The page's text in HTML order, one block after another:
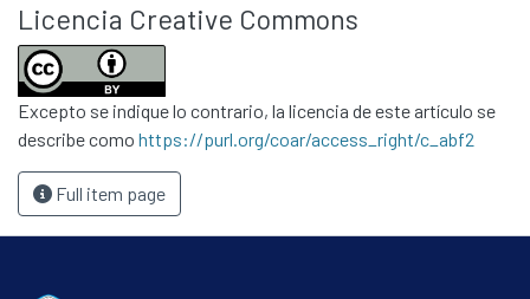
Licencia Creative Commons
Excepto se indique lo contrario, la licencia de este artículo se
describe como https://purl.org/coar/access_right/c_abf2
Full item page